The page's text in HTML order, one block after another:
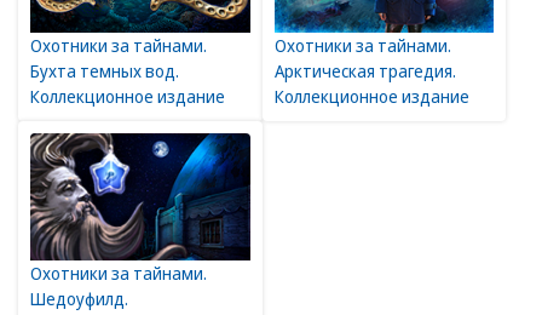
Охотники за тайнами.
Бухта темных вод.
Коллекционное издание
Охотники за тайнами.
Арктическая трагедия.
Коллекционное издание
Охотники за тайнами.
Шедоуфилд.